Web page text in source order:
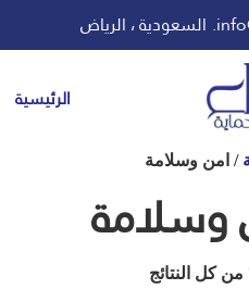
السعودية ، الرياض
الرئيسية
/ امن وسلامة
وسلامة